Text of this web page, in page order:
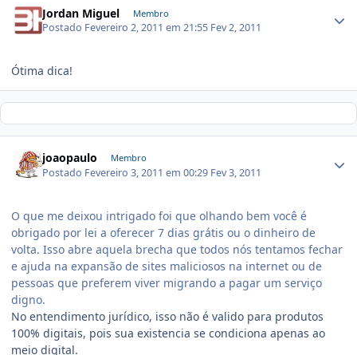
Jordan Miguel Membro
Postado Fevereiro 2, 2011 em 21:55 Fev 2, 2011
Ótima dica!
joaopaulo Membro
Postado Fevereiro 3, 2011 em 00:29 Fev 3, 2011
O que me deixou intrigado foi que olhando bem você é
obrigado por lei a oferecer 7 dias grátis ou o dinheiro de
volta. Isso abre aquela brecha que todos nós tentamos fechar
e ajuda na expansão de sites maliciosos na internet ou de
pessoas que preferem viver migrando a pagar um serviço
digno.
No entendimento jurídico, isso não é valido para produtos
100% digitais, pois sua existencia se condiciona apenas ao
meio digital.